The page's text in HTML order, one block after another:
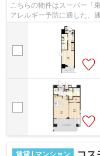
こちらの物件はスーパー「
アレルギー予防に適した、
新鮮な空気を吸うところか
賃貸 | マンション